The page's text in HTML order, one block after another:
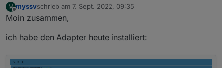
M
Offline
myssvschrieb am 7. Sept. 2022, 09:35
zuletzt editiert von
Moin zusammen,
ich habe den Adapter heute installiert: